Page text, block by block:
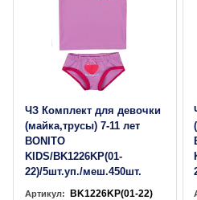
ЧЗ Комплект для девочки
(майка,трусы) 7-11 лет
BONITO
KIDS/BK1226KP(01-
22)/5шт.уп./меш.450шт.
Артикул: BK1226KP(01-22)